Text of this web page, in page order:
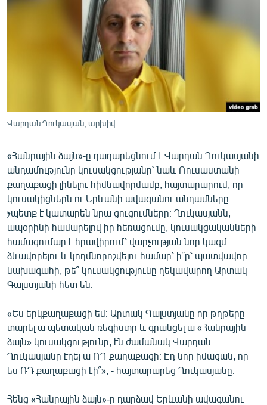
ՄԻՋԱԶԳԱՅԻՆ
ՄԵԿՆԱԲԱՆՈՒԹՅՈՒՆ
ՏԵՍԱՆՅՈՒԹԵՐ
ԲԱՆԱՎԵՃ
ՁԳՏԵԼՈՎ ԼԱՎԱԳՈՒՅՆԻՆ
ՓՈԴՔԱՍԹ
Հայերեն
English
ՀԵՏԵՎԵՔ ՄԵԶ
Վարդան Ղուկասյան, արխիվ
«Հանրային ձայն»-ը դադարեցնում է Վարդան Ղուկասյանի
անդամությունը կուսակցությանը՝ նաև Ռուսաստանի
քաղաքացի լինելու հիմնավորմամբ, հայտարարում, որ
կուսակիցներն ու Երևանի ավագանու անդամները
չպետք է կատարեն նրա ցուցումները։ Ղուկասյանն,
ապօրինի համարելով իր հեռացումը, կուսակցականների
համագումար է հրավիրում՝ վարչության նոր կազմ
ձևավորելու և կողմնորոշվելու համար՝ ի՞ր՝ պատվավոր
նախագահի, թե՞ կուսակցությունը ղեկավարող Արտակ
Գալստյանի հետ են։
«Ես երկքաղաքացի եմ։ Արտակ Գալստյանը որ թղթերը
տարել ա պետական ռեգիստր և գրանցել ա «Հանրային
ձայն» կուսակցությունը, էն ժամանակ Վարդան
Ղուկասյանը էղել ա ՌԴ քաղաքացի։ Էդ նոր իմացան, որ
ես ՌԴ քաղաքացի էի՞», - հայտարարեց Ղուկասյանը։
Հենց «Հանրային ձայն»-ը դարձավ Երևանի ավագանու